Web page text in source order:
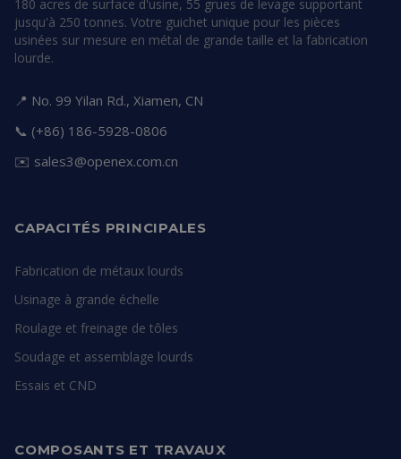
180 acres de surface d'usine, 55 grues de levage supportant
jusqu'à 250 tonnes. Votre guichet unique pour les pièces
usinées sur mesure en métal de grande taille et la fabrication
lourde.
📍 No. 99 Yilan Rd., Xiamen, CN
📞 (+86) 186-5928-0806
✉️ sales3@openex.com.cn
CAPACITÉS PRINCIPALES
Fabrication de métaux lourds
Usinage à grande échelle
Roulage et freinage de tôles
Soudage et assemblage lourds
Essais et CND
COMPOSANTS ET TRAVAUX